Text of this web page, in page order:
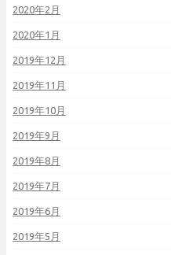
2020年2月
2020年1月
2019年12月
2019年11月
2019年10月
2019年9月
2019年8月
2019年7月
2019年6月
2019年5月